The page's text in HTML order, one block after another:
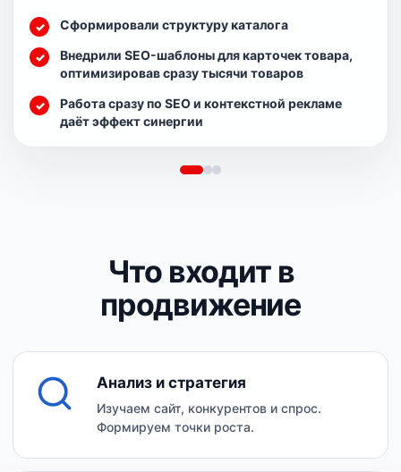
Сформировали структуру каталога
Внедрили SEO-шаблоны для карточек товара,
оптимизировав сразу тысячи товаров
Работа сразу по SEO и контекстной рекламе
даёт эффект синергии
Что входит в
продвижение
Анализ и стратегия
Изучаем сайт, конкурентов и спрос.
Формируем точки роста.